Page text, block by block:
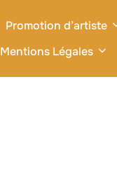
Promotion d’artiste
Mentions Légales